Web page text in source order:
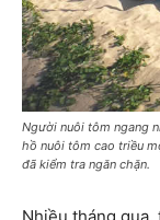
Người nuôi tôm ngang
hồ nuôi tôm cao triều
đã kiểm tra ngăn chặn.